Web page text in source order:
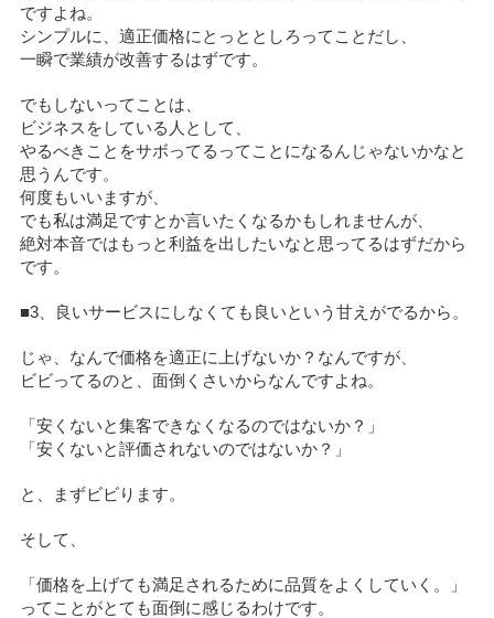
ですよね。
シンプルに、適正価格にとっととしろってことだし、
一瞬で業績が改善するはずです。
でもしないってことは、
ビジネスをしている人として、
やるべきことをサボってるってことになるんじゃないかなと
思うんです。
何度もいいますが、
でも私は満足ですとか言いたくなるかもしれませんが、
絶対本音ではもっと利益を出したいなと思ってるはずだから
です。
■3、良いサービスにしなくても良いという甘えがでるから。
じゃ、なんで価格を適正に上げないか？なんですが、
ビビってるのと、面倒くさいからなんですよね。
「安くないと集客できなくなるのではないか？」
「安くないと評価されないのではないか？」
と、まずビビります。
そして、
「価格を上げても満足されるために品質をよくしていく。」
ってことがとても面倒に感じるわけです。